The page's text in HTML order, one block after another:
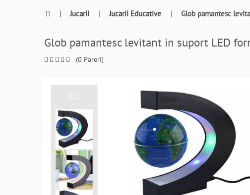
| Jucarii | Jucarii Educative | Glob pamantesc
Glob pamantesc levitant in suport LED
(0 Pareri)